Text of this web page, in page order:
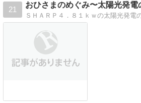
21
おひさまのめぐみ〜太陽光発電